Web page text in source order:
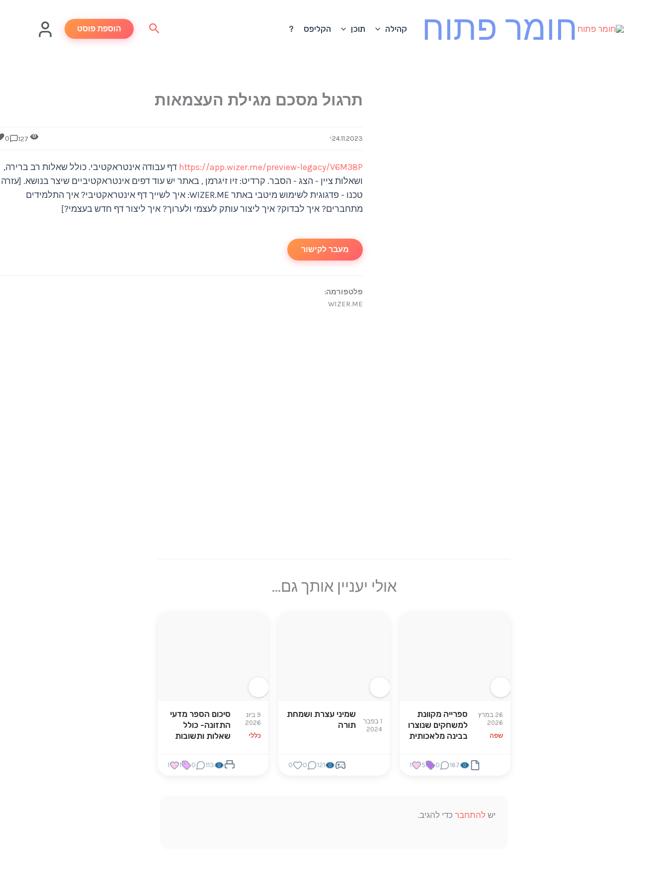
חומר פתוח קהילה תוכן הקליפס ? חיפוש הוספת פוסט
תרגול מסכם מגילת העצמאות
24.11.2023י 0
https://app.wizer.me/preview-legacy/V6M38P דף עבודה אינטראקטיבי. כולל שאלות רב ברירה,
ושאלות ציין - הצג - הסבר. קרדיט: זיו זיגרמן , באתר יש עוד דפים אינטראקטיביים שיצר בנושא. [עזרה
טכנו - פדגוגית לשימוש מיטבי באתר WIZER.ME: איך לשייך דף אינטראקטיבי? איך התלמידים
מתחברים? איך לבדוק? איך ליצור עותק לעצמי ולערוך? איך ליצור דף חדש בעצמי?]
מעבר לקישור
פלטפורמה:
WIZER.ME
אולי יעניין אותך גם...
26 במרץ
2026
שפה
ספרייה מקוונת
למשחקים שנוצרו
בבינה מלאכותית
167
0
5
1
1 בפבר
2024
שמיני עצרת ושמחת
תורה
121
0
0
9 ביונ
2026
כללי
סיכום הספר מדעי
התזונה- כולל
שאלות ותשובות
113
0
1
1
יש להתחבר כדי להגיב.